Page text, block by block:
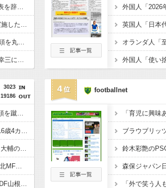
【悲報】かつての日本代表主将柱谷哲二氏「代表を辞退して下さい」 大物選手に直談判「自分からやめてほしいと思った」
【円介入】岸田文雄元首相､日米の通貨当局が実施した為替介入は｢一時しのぎに過ぎない｣との認識を示すｗｗｗｗｗ
【速報】FIFA会長、過ち認め「心から謝罪」←頭を丸めろとネットの声ｗｗｗｗｗｗｗｗ
【謎】森保監督「続投の謎」 JFAのドン・田嶋幸三に直撃 「目標達成できなかったからと言って消す必要は無い」守田英正にも言及 ・・
3023
19186
◆悲報◆韓国代表洪明甫前監督マルディーニの頭を蹴ったイ・チョンスに「手を切り落とすべき」などと言われてしまう
◆Jリーグ◆横浜M“和製フォーデン”三井寺眞 16歳4カ月5日でJ1開幕史上最年少先発デビューへ「ワクワクする」
◆SPL◆レンジャース、ハノーファー96MF横田大輔の加入を発表！
◆Ｊ補強◆岡山、Kリーグ屈指の”ファイター”全北MFオベルタンを獲得へ
◆Ｊ補強◆浦和、LAギャラクシーの元日本代表DF山根視来獲得へ！既にオファー済み
4 footballnet